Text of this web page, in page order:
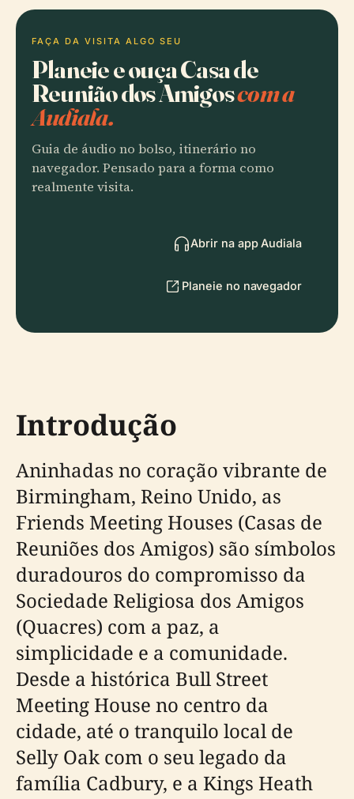
FAÇA DA VISITA ALGO SEU
Planeie e ouça Casa de
Reunião dos Amigoscom a
Audiala.
Guia de áudio no bolso, itinerário no
navegador. Pensado para a forma como
realmente visita.
Abrir na app Audiala
Planeie no navegador
Introdução
Aninhadas no coração vibrante de
Birmingham, Reino Unido, as
Friends Meeting Houses (Casas de
Reuniões dos Amigos) são símbolos
duradouros do compromisso da
Sociedade Religiosa dos Amigos
(Quacres) com a paz, a
simplicidade e a comunidade.
Desde a histórica Bull Street
Meeting House no centro da
cidade, até o tranquilo local de
Selly Oak com o seu legado da
família Cadbury, e a Kings Heath